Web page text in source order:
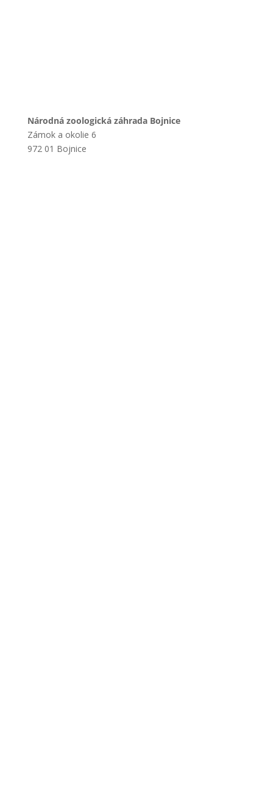
Národná zoologická záhrada Bojnice
Zámok a okolie 6
972 01 Bojnice